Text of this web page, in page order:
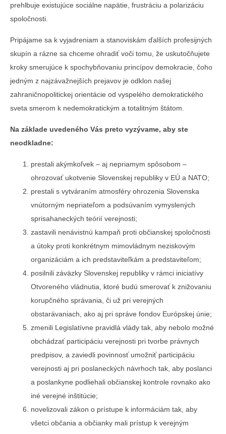
prehlbuje existujúce sociálne napätie, frustráciu a polarizáciu
spoločnosti.
Pripájame sa k vyjadreniam a stanoviskám ďalších profesijných
skupín a rázne sa chceme ohradiť voči tomu, že uskutočňujete
kroky smerujúce k spochybňovaniu princípov demokracie, čoho
jedným z najzávažnejších prejavov je odklon našej
zahraničnopolitickej orientácie od vyspelého demokratického
sveta smerom k nedemokratickým a totalitným štátom.
Na základe uvedeného Vás preto vyzývame, aby ste
neodkladne:
prestali akýmkoľvek – aj nepriamym spôsobom –
ohrozovať ukotvenie Slovenskej republiky v EÚ a NATO;
prestali s vytváraním atmosféry ohrozenia Slovenska
vnútorným nepriateľom a podsúvaním vymyslených
sprisahaneckých teórií verejnosti;
zastavili nenávistnú kampaň proti občianskej spoločnosti
a útoky proti konkrétnym mimovládnym neziskovým
organizáciám a ich predstaviteľkám a predstaviteľom;
posilnili záväzky Slovenskej republiky v rámci iniciatívy
Otvoreného vládnutia, ktoré budú smerovať k znižovaniu
korupčného správania, či už pri verejných
obstarávaniach, ako aj pri správe fondov Európskej únie;
zmenili Legislatívne pravidlá vlády tak, aby nebolo možné
obchádzať participáciu verejnosti pri tvorbe právnych
predpisov, a zaviedli povinnosť umožniť participáciu
verejnosti aj pri poslaneckých návrhoch tak, aby poslanci
a poslankyne podliehali občianskej kontrole rovnako ako
iné verejné inštitúcie;
novelizovali zákon o prístupe k informáciám tak, aby
všetci občania a občianky mali prístup k verejným